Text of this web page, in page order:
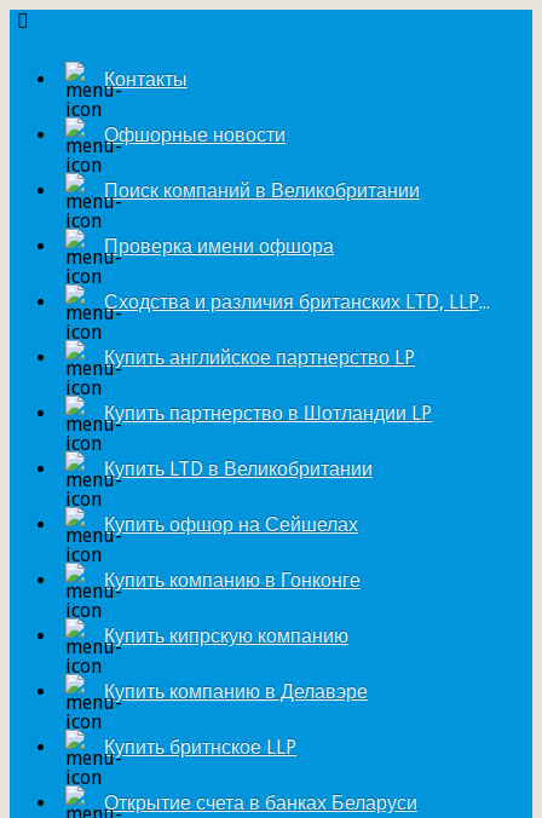
Контакты
Офшорные новости
Поиск компаний в Великобритании
Проверка имени офшора
Сходства и различия британских LTD, LLP и LP
Купить английское партнерство LP
Купить партнерство в Шотландии LP
Купить LTD в Великобритании
Купить офшор на Сейшелах
Купить компанию в Гонконге
Купить кипрскую компанию
Купить компанию в Делавэре
Купить бритнское LLP
Открытие счета в банках Беларуси